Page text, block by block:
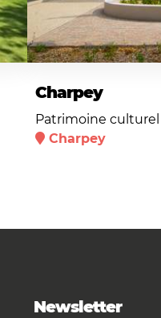
Charpey
Patrimoine culturel
Charpey
Newsletter